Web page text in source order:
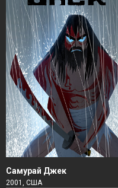
Самурай Джек
2001, США